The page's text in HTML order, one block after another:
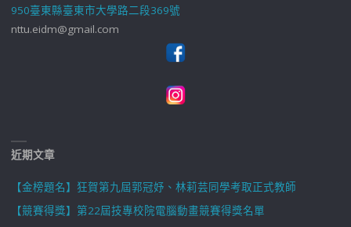
950臺東縣臺東市大學路二段369號
nttu.eidm@gmail.com
近期文章
【金榜題名】狂賀第九屆郭冠妤、林莉芸同學考取正式教師
【競賽得獎】第22屆技專校院電腦動畫競賽得獎名單